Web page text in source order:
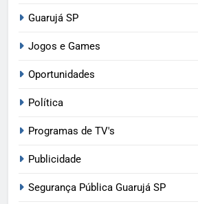
Guarujá SP
Jogos e Games
Oportunidades
Política
Programas de TV's
Publicidade
Segurança Pública Guarujá SP